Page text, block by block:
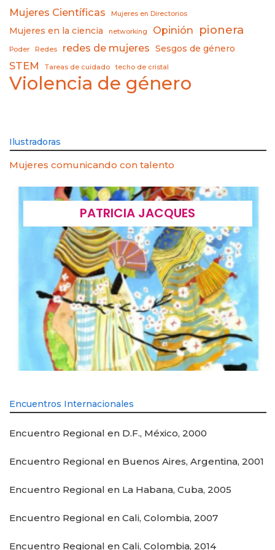
Mujeres Científicas Mujeres en Directorios
Mujeres en la ciencia networking Opinión pionera
Poder Redes redes de mujeres Sesgos de género
STEM Tareas de cuidado techo de cristal
Violencia de género
Ilustradoras
Mujeres comunicando con talento
PATRICIA JACQUES
Encuentros Internacionales
Encuentro Regional en D.F., México, 2000
Encuentro Regional en Buenos Aires, Argentina, 2001
Encuentro Regional en La Habana, Cuba, 2005
Encuentro Regional en Cali, Colombia, 2007
Encuentro Regional en Cali, Colombia, 2014